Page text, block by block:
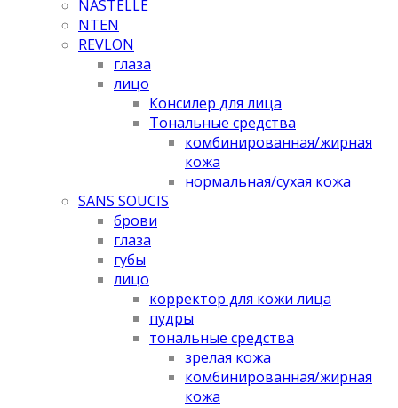
NASTELLE
NTEN
REVLON
глаза
лицо
Консилер для лица
Тональные средства
комбинированная/жирная
кожа
нормальная/cухая кожа
SANS SOUCIS
брови
глаза
губы
лицо
корректор для кожи лица
пудры
тональные средства
зрелая кожа
комбинированная/жирная
кожа